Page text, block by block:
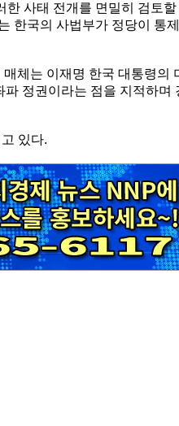
한 사태 전개를 면밀히 검토할
한국의 사법부가 정당이 통제
체는 이재명 한국 대통령의
정권이라는 점을 지적하며
있다.